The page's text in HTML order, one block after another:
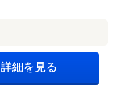
詳細を見る